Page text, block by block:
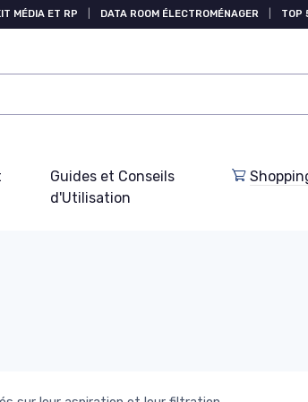
MÉDIA ET RP DATA ROOM ÉLECTROMÉNAGER TOP
Guides et Conseils
d'Utilisation